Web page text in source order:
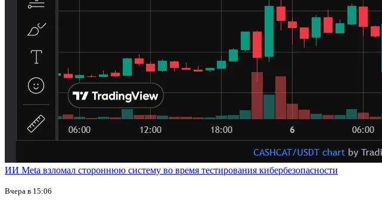
ИИ Meta взломал стороннюю систему во время тестирования кибербезопасности
Вчера в 15:06